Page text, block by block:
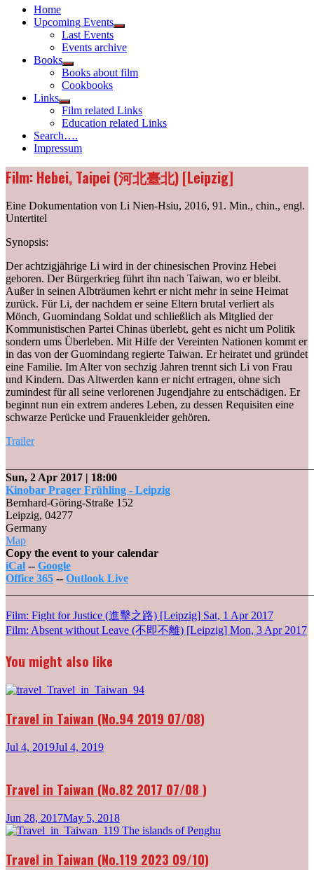
Home
Upcoming Events
Show
menu
Last Events
Events archive
Books
Show
sub
menu
Books about film
Cookbooks
Links
Show
sub
menu
Film related Links
Education related Links
Search….
Impressum
Film: Hebei, Taipei (河北臺北) [Leipzig]
Eine Dokumentation von Li Nien-Hsiu, 2016, 91. Min., chin., engl.
Untertitel
Synopsis:
Der achtzigjährige Li wird in der chinesischen Provinz Hebei
geboren. Der Bürgerkrieg führt ihn nach Taiwan, wo er bleibt.
Außer in seinen Albträumen kehrt er nicht mehr in seine Heimat
zurück. Für Li, der nachdem er seine Eltern brutal verliert als
Mönch, Guomindang Soldat und schließlich als Mitglied der
Kommunistischen Partei Chinas überlebt, geht es nicht um Politik
sondern ums Überleben. Mit Hilfe der Vereinten Nationen kommt er
in das von der Guomindang regierte Taiwan. Er heiratet und gründet
eine Familie. Im Alter von sechzig Jahren trennt sich Li von Frau
und Kindern. Das Altwerden kann er nicht ertragen, ohne sich
zumindest für all seine verlorenen Jugendjahre zu entschädigen. Er
beginnt nun ein extrem anderes Leben, zu dessen Requisiten eine
schwarze Perücke und Frauenkleider gehören.
Trailer
Sun, 2 Apr 2017 | 18:00
Kinobar Prager Frühling - Leipzig
Bernhard-Göring-Straße 152
Leipzig, 04277
Germany
MapKinobar
Prager
Frühling
-
Copy the event to your calendar
iCal -- Google
Office 365 -- Outlook Live
Post
Film: Fight for Justice (進擊之路) [Leipzig] Sat, 1 Apr 2017
Film: Absent without Leave (不即不離) [Leipzig] Mon, 3 Apr 2017
You might also like
Travel in Taiwan (No.94 2019 07/08)
Jul 4, 2019Jul 4, 2019
Travel in Taiwan (No.82 2017 07/08 )
Jun 28, 2017May 5, 2018
Travel in Taiwan (No.119 2023 09/10)